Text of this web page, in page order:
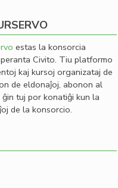
estas la konsorcia
Civito. Tiu platformo
kaj kursoj organizataj de
de eldonaĵoj, abonon al
tuj por konatiĝi kun la
de la konsorcio.